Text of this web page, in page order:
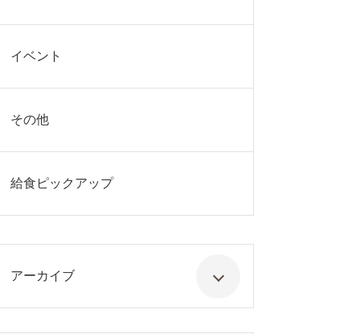
イベント
その他
給食ピックアップ
アーカイブ